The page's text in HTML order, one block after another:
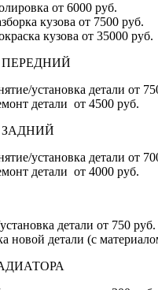
от 6000 руб.
кузова от 7500 руб.
кузова от 35000 руб.
установка детали от
детали от 4500 руб.
установка детали от
детали от 4000 руб.
детали от 750 руб.
новой детали (с